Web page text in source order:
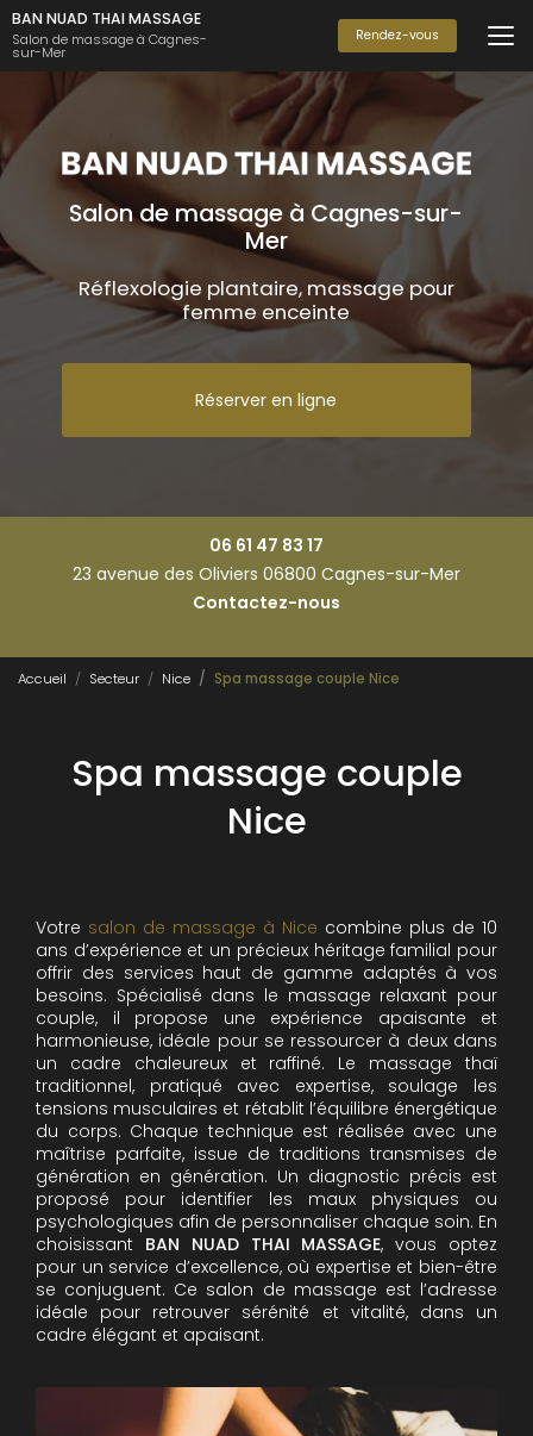
Aller
au
contenu
principal
BAN NUAD THAI MASSAGE
Salon de massage à Cagnes-
sur-Mer
Rendez-vous
Salon de massage à Cagnes-sur-
Mer
Réflexologie plantaire, massage pour
femme enceinte
Réserver en ligne
06 61 47 83 17
23 avenue des Oliviers 06800 Cagnes-sur-Mer
Contactez-nous
Accueil Secteur Nice Spa massage couple Nice
Spa massage couple
Nice
Votre salon de massage à Nice combine plus de 10
ans d’expérience et un précieux héritage familial pour
offrir des services haut de gamme adaptés à vos
besoins. Spécialisé dans le massage relaxant pour
couple, il propose une expérience apaisante et
harmonieuse, idéale pour se ressourcer à deux dans
un cadre chaleureux et raffiné. Le massage thaï
traditionnel, pratiqué avec expertise, soulage les
tensions musculaires et rétablit l’équilibre énergétique
du corps. Chaque technique est réalisée avec une
maîtrise parfaite, issue de traditions transmises de
génération en génération. Un diagnostic précis est
proposé pour identifier les maux physiques ou
psychologiques afin de personnaliser chaque soin. En
choisissant BAN NUAD THAI MASSAGE, vous optez
pour un service d’excellence, où expertise et bien-être
se conjuguent. Ce salon de massage est l’adresse
idéale pour retrouver sérénité et vitalité, dans un
cadre élégant et apaisant.